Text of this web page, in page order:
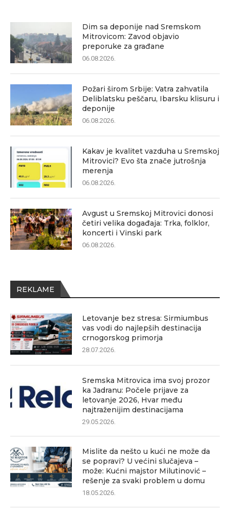
Dim sa deponije nad Sremskom
Mitrovicom: Zavod objavio
preporuke za građane
06.08.2026.
Požari širom Srbije: Vatra zahvatila
Deliblatsku peščaru, Ibarsku klisuru i
deponije
06.08.2026.
Kakav je kvalitet vazduha u Sremskoj
Mitrovici? Evo šta znače jutrošnja
merenja
06.08.2026.
Avgust u Sremskoj Mitrovici donosi
četiri velika događaja: Trka, folklor,
koncerti i Vinski park
06.08.2026.
REKLAME
Letovanje bez stresa: Sirmiumbus
vas vodi do najlepših destinacija
crnogorskog primorja
28.07.2026.
Sremska Mitrovica ima svoj prozor
ka Jadranu: Počele prijave za
letovanje 2026, Hvar među
najtraženijim destinacijama
29.05.2026.
Mislite da nešto u kući ne može da
se popravi? U većini slučajeva –
može: Kućni majstor Milutinović –
rešenje za svaki problem u domu
18.05.2026.